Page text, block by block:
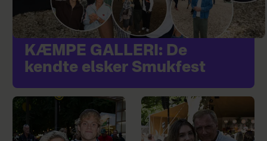
KÆMPE GALLERI: De
kendte elsker Smukfest